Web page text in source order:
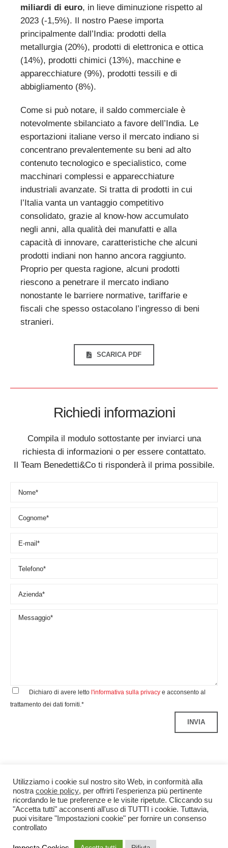
miliardi di euro, in lieve diminuzione rispetto al
2023 (-1,5%). Il nostro Paese importa
principalmente dall’India: prodotti della
metallurgia (20%), prodotti di elettronica e ottica
(14%), prodotti chimici (13%), macchine e
apparecchiature (9%), prodotti tessili e di
abbigliamento (8%).
Come si può notare, il saldo commerciale è
notevolmente sbilanciato a favore dell’India. Le
esportazioni italiane verso il mercato indiano si
concentrano prevalentemente su beni ad alto
contenuto tecnologico e specialistico, come
macchinari complessi e apparecchiature
industriali avanzate. Si tratta di prodotti in cui
l’Italia vanta un vantaggio competitivo
consolidato, grazie al know-how accumulato
negli anni, alla qualità dei manufatti e alla
capacità di innovare, caratteristiche che alcuni
prodotti indiani non hanno ancora raggiunto.
Proprio per questa ragione, alcuni prodotti
riescono a penetrare il mercato indiano
nonostante le barriere normative, tariffarie e
fiscali che spesso ostacolano l’ingresso di beni
stranieri.
SCARICA PDF
Richiedi informazioni
Compila il modulo sottostante per inviarci una
richiesta di informazioni o per essere contattato.
Il Team Benedetti&Co ti risponderà il prima possibile.
Dichiaro di avere letto l'informativa sulla privacye acconsento al
trattamento dei dati forniti.*
Utilizziamo i cookie sul nostro sito Web, in conformità alla
nostra cookie policy, per offrirti l'esperienza più pertinente
ricordando le tue preferenze e le visite ripetute. Cliccando su
"Accetta tutti" acconsenti all'uso di TUTTI i cookie. Tuttavia,
puoi visitare "Impostazioni cookie" per fornire un consenso
controllato